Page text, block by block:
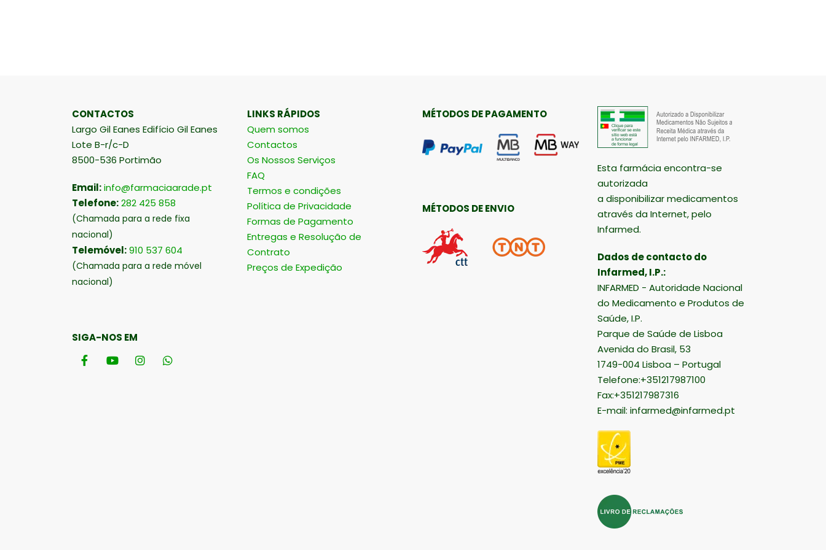
CONTACTOS
Largo Gil Eanes Edifício Gil Eanes
Lote B-r/c-D
8500-536 Portimão
Email:info@farmaciaarade.pt
Telefone:282 425 858
(Chamada para a rede fixa
nacional)
Telemóvel:910 537 604
(Chamada para a rede móvel
nacional)
SIGA-NOS EM
LINKS RÁPIDOS
Quem somos
Contactos
Os Nossos Serviços
FAQ
Termos e condições
Política de Privacidade
Formas de Pagamento
Entregas e Resolução de
Contrato
Preços de Expedição
MÉTODOS DE PAGAMENTO
MÉTODOS DE ENVIO
Esta farmácia encontra-se
autorizada
a disponibilizar medicamentos
através da Internet, pelo
Infarmed.
Dados de contacto do
Infarmed, I.P.:
INFARMED - Autoridade Nacional
do Medicamento e Produtos de
Saúde, I.P.
Parque de Saúde de Lisboa
Avenida do Brasil, 53
1749-004 Lisboa – Portugal
Telefone:+351217987100
Fax:+351217987316
E-mail: infarmed@infarmed.pt